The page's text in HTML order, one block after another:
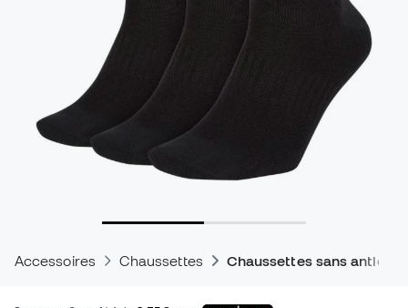
Accessoires Chaussettes Chaussettes sans